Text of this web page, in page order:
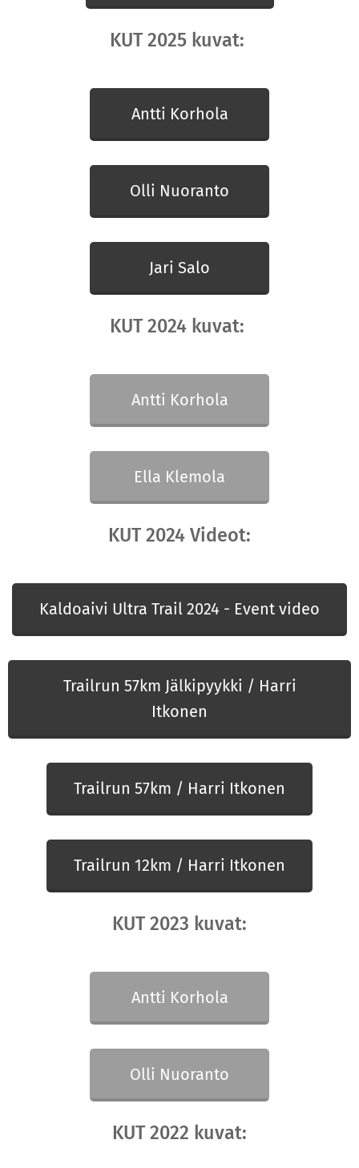
KUT 2025 kuvat:
Antti Korhola
Olli Nuoranto
Jari Salo
KUT 2024 kuvat:
Antti Korhola
Ella Klemola
KUT 2024 Videot:
Kaldoaivi Ultra Trail 2024 - Event video
Trailrun 57km Jälkipyykki / Harri
Itkonen
Trailrun 57km / Harri Itkonen
Trailrun 12km / Harri Itkonen
KUT 2023 kuvat:
Antti Korhola
Olli Nuoranto
KUT 2022 kuvat: